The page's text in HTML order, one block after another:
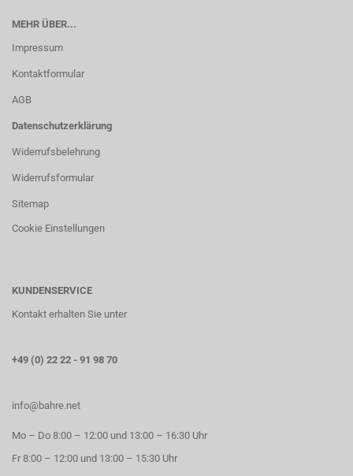
MEHR ÜBER...
Impressum
Kontaktformular
AGB
Datenschutzerklärung
Widerrufsbelehrung
Widerrufsformular
Sitemap
Cookie Einstellungen
KUNDENSERVICE
Kontakt erhalten Sie unter
+49 (0) 22 22 - 91 98 70
info@bahre.net
Mo – Do 8:00 – 12:00 und 13:00 – 16:30 Uhr
Fr 8:00 – 12:00 und 13:00 – 15:30 Uhr